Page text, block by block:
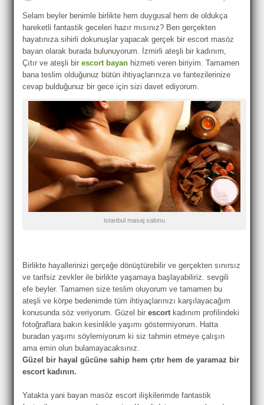
Selam beyler benimle birlikte hem duygusal hem de oldukça
hareketli fantastik geceleri hazır mısınız? Ben gerçekten
hayatınıza sihirli dokunuşlar yapacak gerçek bir escort masöz
bayan olarak burada bulunuyorum. İzmirli ateşli bir kadınım,
Çıtır ve ateşli birescort bayan hizmeti veren biriyim. Tamamen
bana teslim olduğunuz bütün ihtiyaçlarınıza ve fantezilerinize
cevap bulduğunuz bir gece için sizi davet ediyorum.
istanbul masaj salonu
Birlikte hayallerinizi gerçeğe dönüştürebilir ve gerçekten sınırsız
ve tarifsiz zevkler ile birlikte yaşamaya başlayabiliriz. sevgili
efe beyler. Tamamen size teslim oluyorum ve tamamen bu
ateşli ve körpe bedenimde tüm ihtiyaçlarınızı karşılayacağım
konusunda söz veriyorum. Güzel birescort kadınım profilindeki
fotoğraflara bakın kesinlikle yaşımı göstermiyorum. Hatta
buradan yaşımı söylemiyorum ki siz tahmin etmeye çalışın
ama emin olun bulamayacaksınız.
Güzel bir hayal gücüne sahip hem çıtır hem de yaramaz bir
escort kadının.
Yatakta yani bayan masöz escort ilişkilerimde fantastik